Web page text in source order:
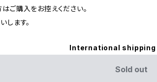
ご購入をお控えください。
します。
International shipping
Sold out